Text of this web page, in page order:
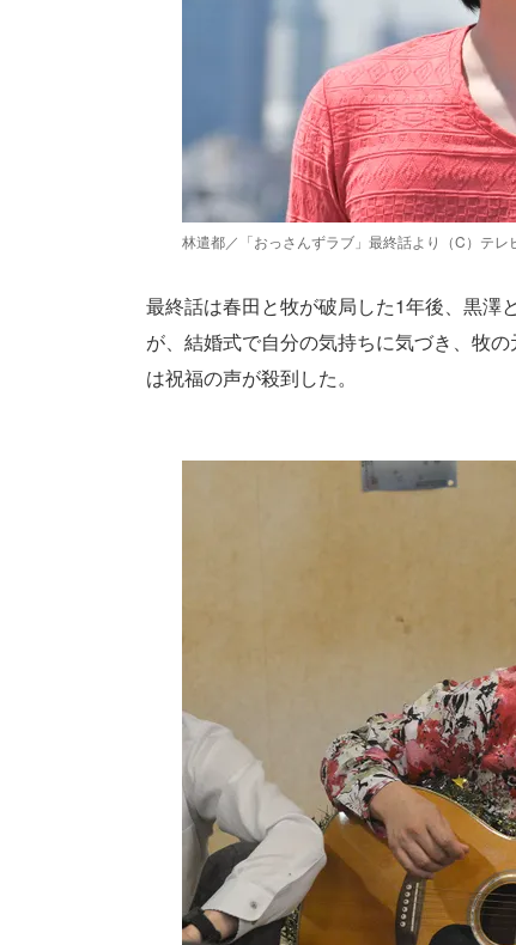
林遣都／「おっさんずラブ」最終話より（C）テレ
最終話は春田と牧が破局した1年後、黒澤
が、結婚式で自分の気持ちに気づき、牧
は祝福の声が殺到した。